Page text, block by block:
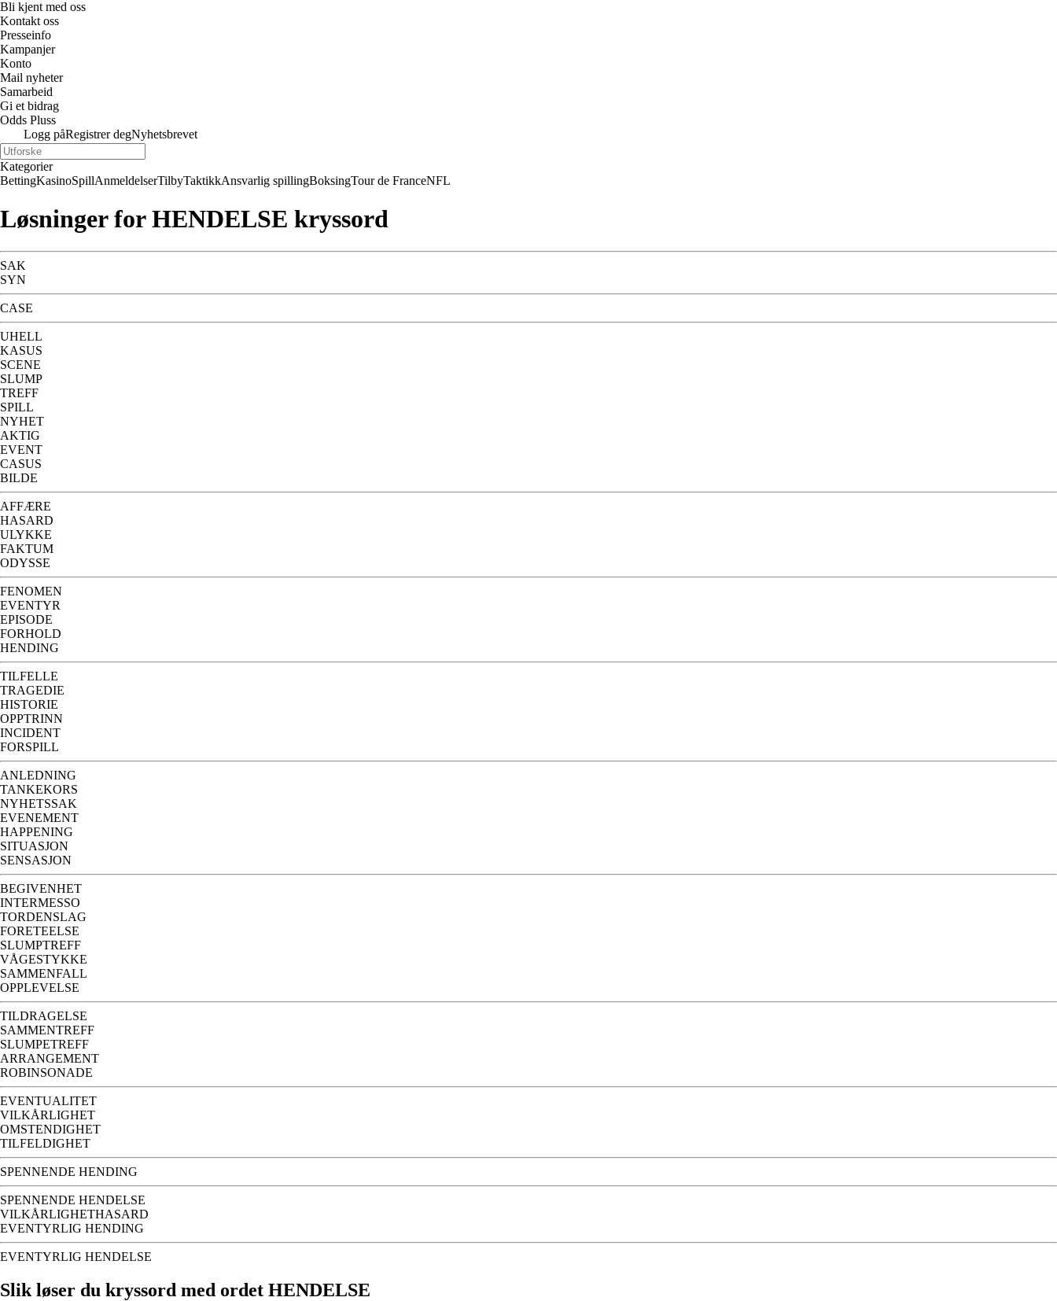
Bli kjent med oss
Kontakt oss
Presseinfo
Kampanjer
Konto
Mail nyheter
Samarbeid
Gi et bidrag
Odds Pluss
Logg påRegistrer degNyhetsbrevet
Kategorier
BettingKasinoSpillAnmeldelserTilbyTaktikkAnsvarlig spillingBoksingTour de FranceNFL
Løsninger for HENDELSE kryssord
SAK
SYN
CASE
UHELL
KASUS
SCENE
SLUMP
TREFF
SPILL
NYHET
AKTIG
EVENT
CASUS
BILDE
AFFÆRE
HASARD
ULYKKE
FAKTUM
ODYSSE
FENOMEN
EVENTYR
EPISODE
FORHOLD
HENDING
TILFELLE
TRAGEDIE
HISTORIE
OPPTRINN
INCIDENT
FORSPILL
ANLEDNING
TANKEKORS
NYHETSSAK
EVENEMENT
HAPPENING
SITUASJON
SENSASJON
BEGIVENHET
INTERMESSO
TORDENSLAG
FORETEELSE
SLUMPTREFF
VÅGESTYKKE
SAMMENFALL
OPPLEVELSE
TILDRAGELSE
SAMMENTREFF
SLUMPETREFF
ARRANGEMENT
ROBINSONADE
EVENTUALITET
VILKÅRLIGHET
OMSTENDIGHET
TILFELDIGHET
SPENNENDE HENDING
SPENNENDE HENDELSE
VILKÅRLIGHETHASARD
EVENTYRLIG HENDING
EVENTYRLIG HENDELSE
Slik løser du kryssord med ordet HENDELSE